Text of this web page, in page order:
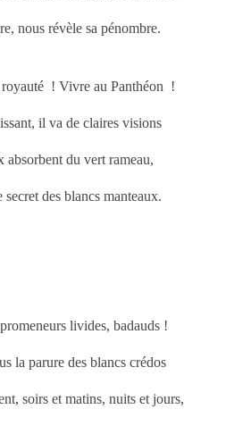
nous révèle sa pénombre.
! Vivre au Panthéon !
il va de claires visions
absorbent du vert rameau,
des blancs manteaux.
livides, badauds !
la parure des blancs crédos
soirs et matins, nuits et jours,